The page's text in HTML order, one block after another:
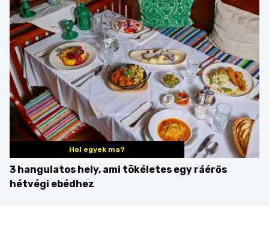
zseniális
Hol egyek ma?
3 hangulatos hely, ami tökéletes egy ráérős
hétvégi ebédhez